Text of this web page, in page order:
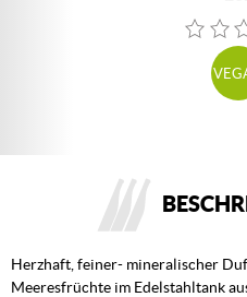
Herzhaft, feiner- mineralischer
Meeresfrüchte im Edelstahltank